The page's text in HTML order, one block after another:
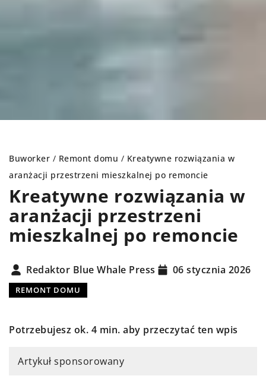
Buworker / Remont domu / Kreatywne rozwiązania w
aranżacji przestrzeni mieszkalnej po remoncie
Kreatywne rozwiązania w
aranżacji przestrzeni
mieszkalnej po remoncie
Redaktor Blue Whale Press 06 stycznia 2026
REMONT DOMU
Potrzebujesz ok. 4 min. aby przeczytać ten wpis
Artykuł sponsorowany